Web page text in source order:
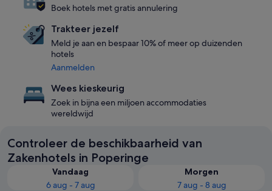
Boek hotels met gratis annulering
Trakteer jezelf
Meld je aan en bespaar 10% of meer op duizenden
hotels
Aanmelden
Wees kieskeurig
Zoek in bijna een miljoen accommodaties
wereldwijd
Controleer de beschikbaarheid van
Zakenhotels in Poperinge
Vandaag
6 aug - 7 aug
Morgen
7 aug - 8 aug